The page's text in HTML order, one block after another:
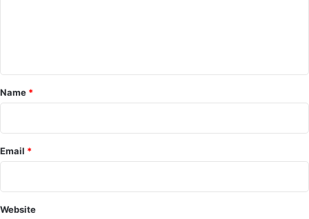
*
Name *
Email *
Website